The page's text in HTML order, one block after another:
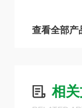
查看全部产
相